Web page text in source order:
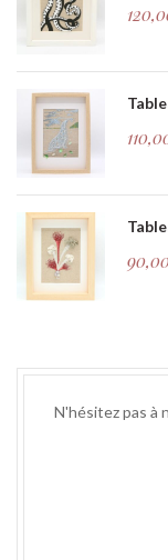
90,00
N'hésitez pas à